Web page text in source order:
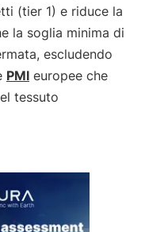
(tier 1) e riduce la
la soglia minima di
escludendo
PMI europee che
tessuto